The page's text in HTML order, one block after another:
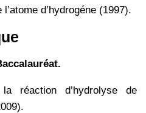
d’hydrogéne (1997).
réaction d’hydrolyse de